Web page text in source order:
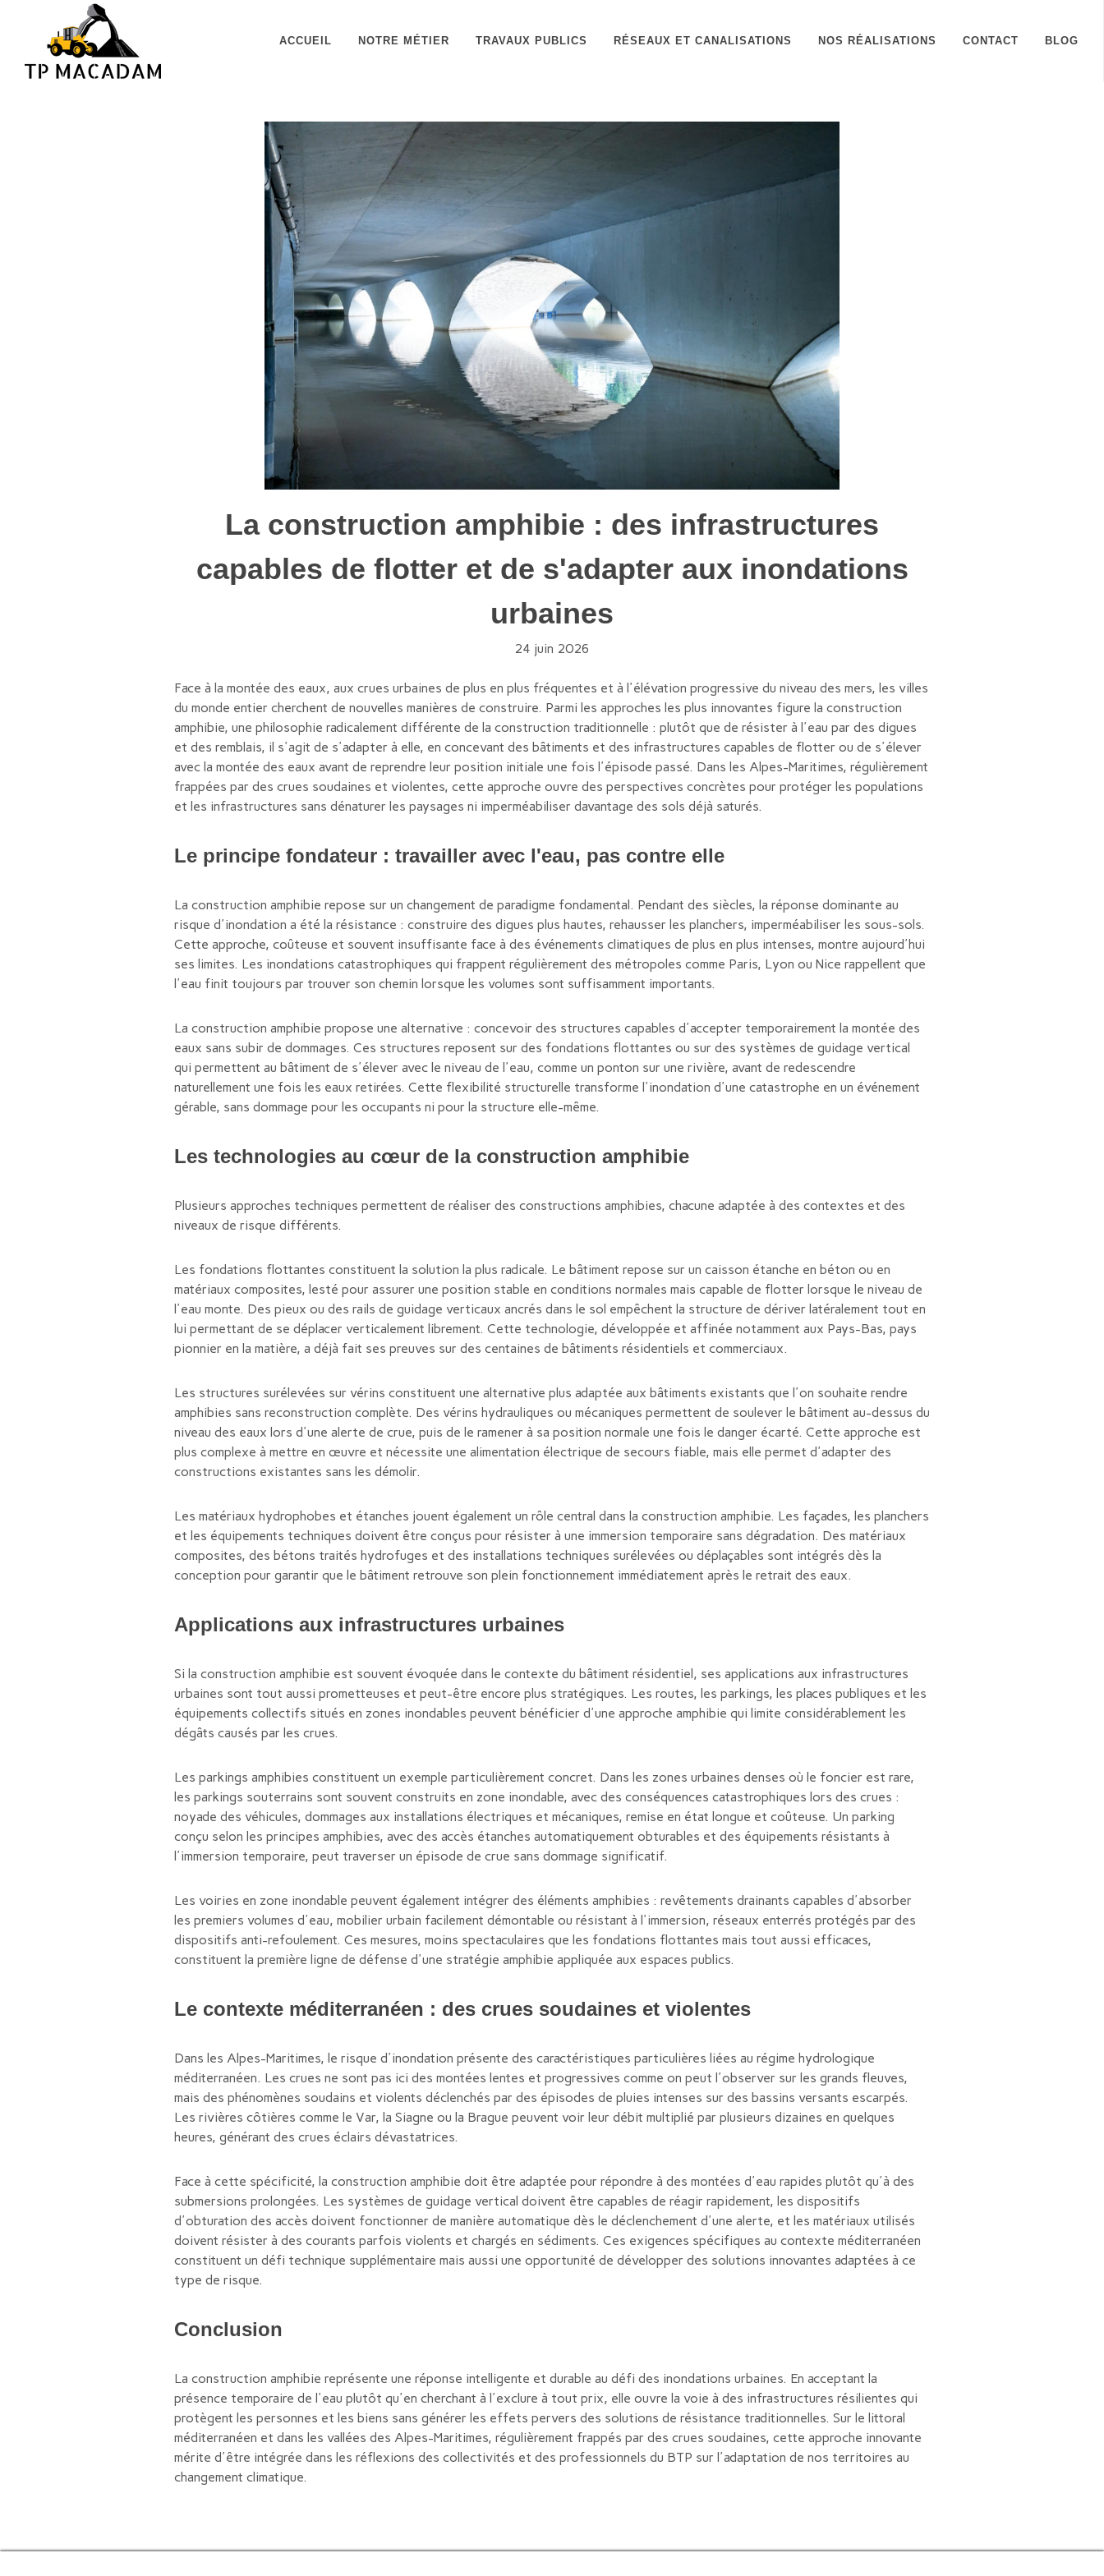
ACCUEIL NOTRE MÉTIER TRAVAUX PUBLICS RÉSEAUX ET CANALISATIONS NOS RÉALISATIONS CONTACT BLOG
La construction amphibie : des infrastructures
capables de flotter et de s'adapter aux inondations
urbaines
24 juin 2026
Face à la montée des eaux, aux crues urbaines de plus en plus fréquentes et à l'élévation progressive du niveau des mers, les villes
du monde entier cherchent de nouvelles manières de construire. Parmi les approches les plus innovantes figure la construction
amphibie, une philosophie radicalement différente de la construction traditionnelle : plutôt que de résister à l'eau par des digues
et des remblais, il s'agit de s'adapter à elle, en concevant des bâtiments et des infrastructures capables de flotter ou de s'élever
avec la montée des eaux avant de reprendre leur position initiale une fois l'épisode passé. Dans les Alpes-Maritimes, régulièrement
frappées par des crues soudaines et violentes, cette approche ouvre des perspectives concrètes pour protéger les populations
et les infrastructures sans dénaturer les paysages ni imperméabiliser davantage des sols déjà saturés.
Le principe fondateur : travailler avec l'eau, pas contre elle
La construction amphibie repose sur un changement de paradigme fondamental. Pendant des siècles, la réponse dominante au
risque d'inondation a été la résistance : construire des digues plus hautes, rehausser les planchers, imperméabiliser les sous-sols.
Cette approche, coûteuse et souvent insuffisante face à des événements climatiques de plus en plus intenses, montre aujourd'hui
ses limites. Les inondations catastrophiques qui frappent régulièrement des métropoles comme Paris, Lyon ou Nice rappellent que
l'eau finit toujours par trouver son chemin lorsque les volumes sont suffisamment importants.
La construction amphibie propose une alternative : concevoir des structures capables d'accepter temporairement la montée des
eaux sans subir de dommages. Ces structures reposent sur des fondations flottantes ou sur des systèmes de guidage vertical
qui permettent au bâtiment de s'élever avec le niveau de l'eau, comme un ponton sur une rivière, avant de redescendre
naturellement une fois les eaux retirées. Cette flexibilité structurelle transforme l'inondation d'une catastrophe en un événement
gérable, sans dommage pour les occupants ni pour la structure elle-même.
Les technologies au cœur de la construction amphibie
Plusieurs approches techniques permettent de réaliser des constructions amphibies, chacune adaptée à des contextes et des
niveaux de risque différents.
Les fondations flottantes constituent la solution la plus radicale. Le bâtiment repose sur un caisson étanche en béton ou en
matériaux composites, lesté pour assurer une position stable en conditions normales mais capable de flotter lorsque le niveau de
l'eau monte. Des pieux ou des rails de guidage verticaux ancrés dans le sol empêchent la structure de dériver latéralement tout en
lui permettant de se déplacer verticalement librement. Cette technologie, développée et affinée notamment aux Pays-Bas, pays
pionnier en la matière, a déjà fait ses preuves sur des centaines de bâtiments résidentiels et commerciaux.
Les structures surélevées sur vérins constituent une alternative plus adaptée aux bâtiments existants que l'on souhaite rendre
amphibies sans reconstruction complète. Des vérins hydrauliques ou mécaniques permettent de soulever le bâtiment au-dessus du
niveau des eaux lors d'une alerte de crue, puis de le ramener à sa position normale une fois le danger écarté. Cette approche est
plus complexe à mettre en œuvre et nécessite une alimentation électrique de secours fiable, mais elle permet d'adapter des
constructions existantes sans les démolir.
Les matériaux hydrophobes et étanches jouent également un rôle central dans la construction amphibie. Les façades, les planchers
et les équipements techniques doivent être conçus pour résister à une immersion temporaire sans dégradation. Des matériaux
composites, des bétons traités hydrofuges et des installations techniques surélevées ou déplaçables sont intégrés dès la
conception pour garantir que le bâtiment retrouve son plein fonctionnement immédiatement après le retrait des eaux.
Applications aux infrastructures urbaines
Si la construction amphibie est souvent évoquée dans le contexte du bâtiment résidentiel, ses applications aux infrastructures
urbaines sont tout aussi prometteuses et peut-être encore plus stratégiques. Les routes, les parkings, les places publiques et les
équipements collectifs situés en zones inondables peuvent bénéficier d'une approche amphibie qui limite considérablement les
dégâts causés par les crues.
Les parkings amphibies constituent un exemple particulièrement concret. Dans les zones urbaines denses où le foncier est rare,
les parkings souterrains sont souvent construits en zone inondable, avec des conséquences catastrophiques lors des crues :
noyade des véhicules, dommages aux installations électriques et mécaniques, remise en état longue et coûteuse. Un parking
conçu selon les principes amphibies, avec des accès étanches automatiquement obturables et des équipements résistants à
l'immersion temporaire, peut traverser un épisode de crue sans dommage significatif.
Les voiries en zone inondable peuvent également intégrer des éléments amphibies : revêtements drainants capables d'absorber
les premiers volumes d'eau, mobilier urbain facilement démontable ou résistant à l'immersion, réseaux enterrés protégés par des
dispositifs anti-refoulement. Ces mesures, moins spectaculaires que les fondations flottantes mais tout aussi efficaces,
constituent la première ligne de défense d'une stratégie amphibie appliquée aux espaces publics.
Le contexte méditerranéen : des crues soudaines et violentes
Dans les Alpes-Maritimes, le risque d'inondation présente des caractéristiques particulières liées au régime hydrologique
méditerranéen. Les crues ne sont pas ici des montées lentes et progressives comme on peut l'observer sur les grands fleuves,
mais des phénomènes soudains et violents déclenchés par des épisodes de pluies intenses sur des bassins versants escarpés.
Les rivières côtières comme le Var, la Siagne ou la Brague peuvent voir leur débit multiplié par plusieurs dizaines en quelques
heures, générant des crues éclairs dévastatrices.
Face à cette spécificité, la construction amphibie doit être adaptée pour répondre à des montées d'eau rapides plutôt qu'à des
submersions prolongées. Les systèmes de guidage vertical doivent être capables de réagir rapidement, les dispositifs
d'obturation des accès doivent fonctionner de manière automatique dès le déclenchement d'une alerte, et les matériaux utilisés
doivent résister à des courants parfois violents et chargés en sédiments. Ces exigences spécifiques au contexte méditerranéen
constituent un défi technique supplémentaire mais aussi une opportunité de développer des solutions innovantes adaptées à ce
type de risque.
Conclusion
La construction amphibie représente une réponse intelligente et durable au défi des inondations urbaines. En acceptant la
présence temporaire de l'eau plutôt qu'en cherchant à l'exclure à tout prix, elle ouvre la voie à des infrastructures résilientes qui
protègent les personnes et les biens sans générer les effets pervers des solutions de résistance traditionnelles. Sur le littoral
méditerranéen et dans les vallées des Alpes-Maritimes, régulièrement frappés par des crues soudaines, cette approche innovante
mérite d'être intégrée dans les réflexions des collectivités et des professionnels du BTP sur l'adaptation de nos territoires au
changement climatique.
Panneau de gestion des cookies